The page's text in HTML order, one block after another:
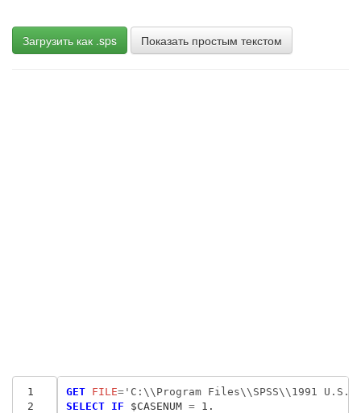
Загрузить как .sps Показать простым текстом
1
2
GET FILE='C:\\Program Files\\SPSS\\1991 U.S.
SELECT IF $CASENUM =